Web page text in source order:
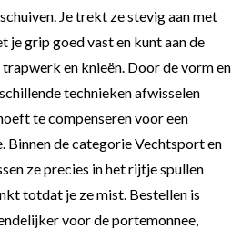
Je trekt ze stevig aan met
je grip goed vast en kunt aan de
en knieën. Door de vorm en
technieken afwisselen
te compenseren voor een
Binnen de categorie Vechtsport en
ze precies in het rijtje spullen
totdat je ze mist. Bestellen is
voor de portemonnee,